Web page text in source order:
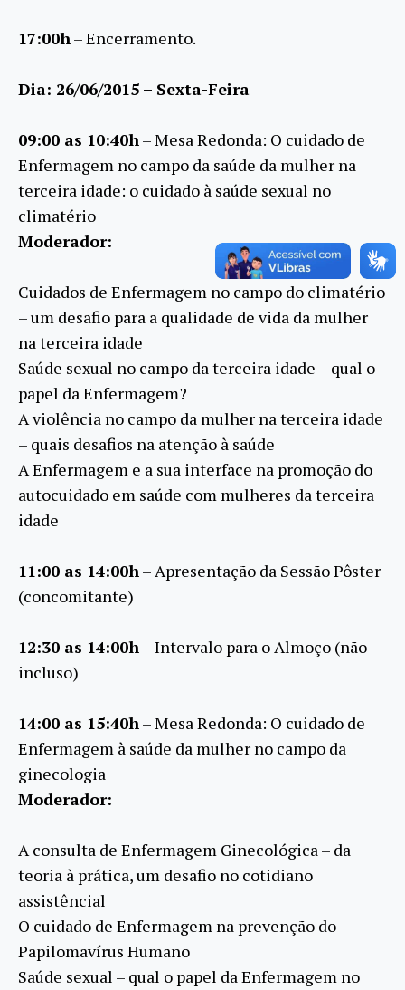
17:00h– Encerramento.
Dia: 26/06/2015 – Sexta-Feira
09:00 as 10:40h– Mesa Redonda: O cuidado de
Enfermagem no campo da saúde da mulher na
terceira idade: o cuidado à saúde sexual no
climatério
Moderador:
Cuidados de Enfermagem no campo do climatério
– um desafio para a qualidade de vida da mulher
na terceira idade
Saúde sexual no campo da terceira idade – qual o
papel da Enfermagem?
A violência no campo da mulher na terceira idade
– quais desafios na atenção à saúde
A Enfermagem e a sua interface na promoção do
autocuidado em saúde com mulheres da terceira
idade
11:00 as 14:00h– Apresentação da Sessão Pôster
(concomitante)
12:30 as 14:00h– Intervalo para o Almoço (não
incluso)
14:00 as 15:40h– Mesa Redonda: O cuidado de
Enfermagem à saúde da mulher no campo da
ginecologia
Moderador:
A consulta de Enfermagem Ginecológica – da
teoria à prática, um desafio no cotidiano
assistêncial
O cuidado de Enfermagem na prevenção do
Papilomavírus Humano
Saúde sexual – qual o papel da Enfermagem no